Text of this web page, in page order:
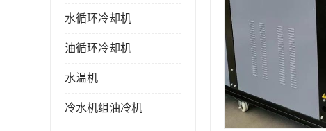
水循环冷却机
油循环冷却机
水温机
冷水机组油冷机